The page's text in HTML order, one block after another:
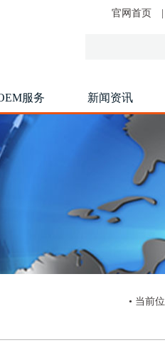
官网首页
服务 新闻资讯
• 当前